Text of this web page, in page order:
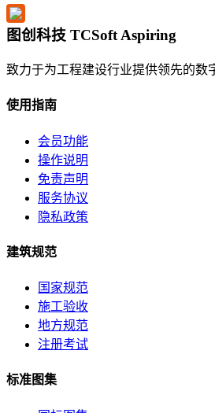
图创科技 TCSoft Aspiring
致力于为工程建设行业提供领先的数
使用指南
会员功能
操作说明
免责声明
服务协议
隐私政策
建筑规范
国家规范
施工验收
地方规范
注册考试
标准图集